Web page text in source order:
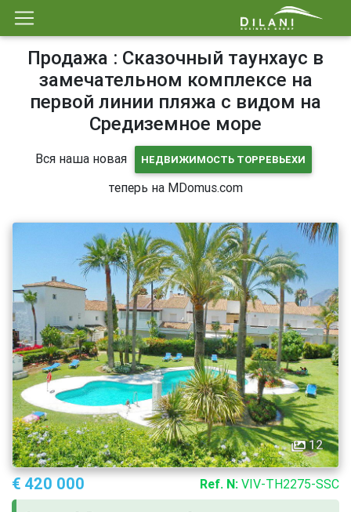
Продажа : Сказочный таунхаус в
замечательном комплексе на
первой линии пляжа с видом на
Средиземное море
Вся наша новая НЕДВИЖИМОСТЬ ТОРРЕВЬЕХИ
теперь на MDomus.com
12
€ 420 000 Ref. N: VIV-TH2275-SSC